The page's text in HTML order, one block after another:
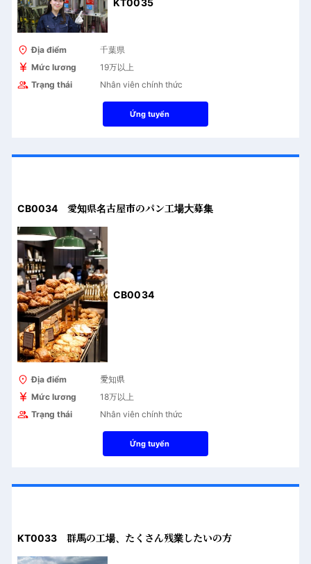
KT0035
Địa điểm
千葉県
Mức lương
19万以上
Trạng thái
Nhân viên chính thức
Ứng tuyển
CB0034 愛知県名古屋市のパン工場大募集
CB0034
Địa điểm
愛知県
Mức lương
18万以上
Trạng thái
Nhân viên chính thức
Ứng tuyển
KT0033 群馬の工場、たくさん残業したいの方